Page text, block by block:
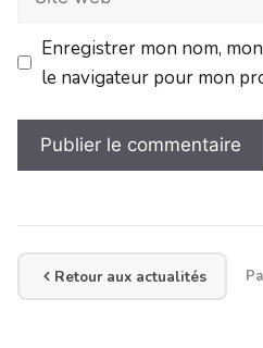
Enregistrer mon nom,
le navigateur pour mon
Retour aux actualités